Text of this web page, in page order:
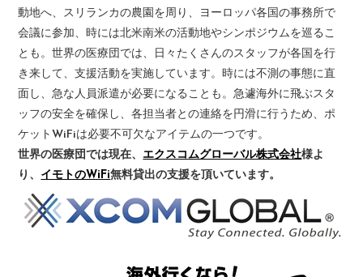
動地へ、スリランカの農園を周り、ヨーロッパ各国の事務所で
会議に参加、時には北米南米の活動地やシンポジウムを巡るこ
とも。世界の医療団では、日々たくさんのスタッフが各国を行
き来して、支援活動を実施しています。時には不測の事態に直
面し、急な人員派遣が必要になることも。急遽海外に飛ぶスタ
ッフの安全を確保し、各担当者との連絡を円滑に行うため、ポ
ケットWiFiは必要不可欠なアイテムの一つです。
世界の医療団では現在、 エクスコムグローバル株式会社様よ
り、 イモトのWiFi無料貸出の支援を頂いています。